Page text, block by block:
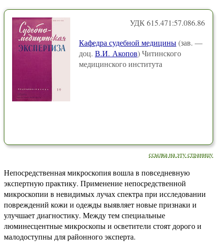
УДК 615.471:57.086.86
Кафедра судебной медицины(зав. —
доц. В.И. Акопов) Читинского
медицинского института
ссылка на эту страницу
Непосредственная микроскопия вошла в повседневную
экспертную практику. Применение непосредственной
микроскопии в невидимых лучах спектра при исследовании
повреждений кожи и одежды выявляет новые признаки и
улучшает диагностику. Между тем специальные
люминесцентные микроскопы и осветители стоят дорого и
малодоступны для районного эксперта.